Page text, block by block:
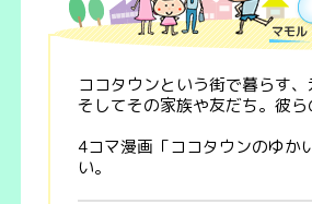
ココタウンという街で暮らす
そしてその家族や友だち。彼
4コマ漫画「ココタウンのゆ
い。